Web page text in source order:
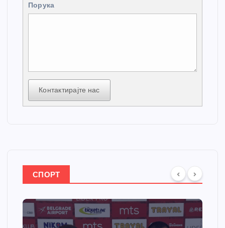
Порука
Контактирајте нас
СПОРТ